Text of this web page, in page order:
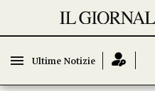
Ultime Notizie
Ultime Notizie